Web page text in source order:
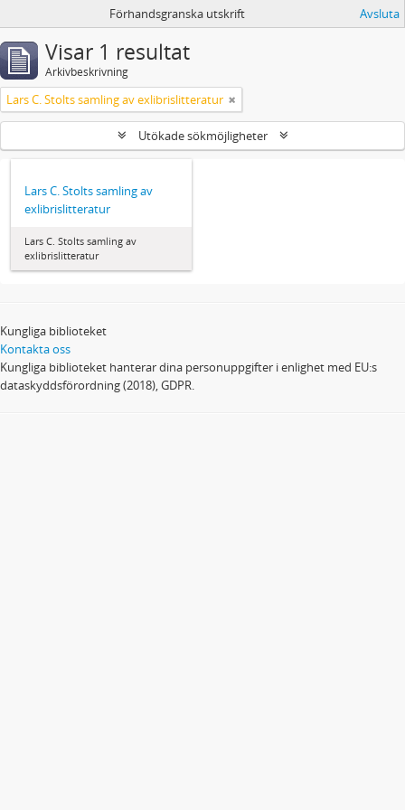
Förhandsgranska utskrift Avsluta
Visar 1 resultat
Arkivbeskrivning
Lars C. Stolts samling av exlibrislitteratur
Utökade sökmöjligheter
Lars C. Stolts samling av
exlibrislitteratur
Lars C. Stolts samling av
exlibrislitteratur
Kungliga biblioteket
Kontakta oss
Kungliga biblioteket hanterar dina personuppgifter i enlighet med EU:s
dataskyddsförordning (2018), GDPR.